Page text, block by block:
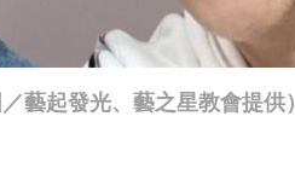
藝起發光、藝之星教會提供）